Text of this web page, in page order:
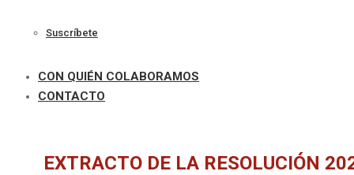
Suscríbete
CON QUIÉN COLABORAMOS
CONTACTO
EXTRACTO DE LA RESOLUCIÓN